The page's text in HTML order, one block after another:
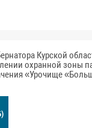
Курской
охранной зоны
«Урочище